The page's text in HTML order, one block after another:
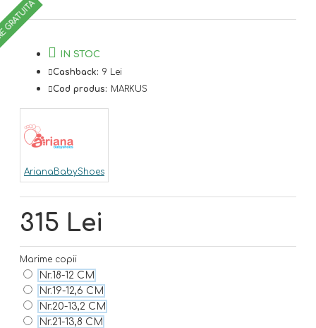
315 Lei
IN STOC
Cashback: 9 Lei
Cod produs: MARKUS
ArianaBabyShoes
Marime copii
Nr.18-12 CM
Nr.19-12,6 CM
Nr.20-13,2 CM
Nr.21-13,8 CM